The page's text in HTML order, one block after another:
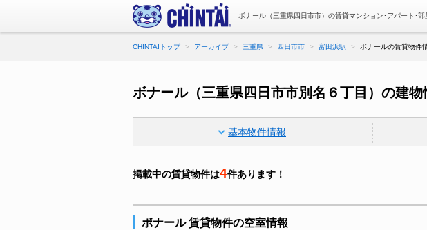
ボナール（三重県四日市市）の賃貸マンション･アパート･部
CHINTAIトップ アーカイブ 三重県 四日市市 富田浜駅 ボナールの賃貸物件
ボナール（三重県四日市市別名６丁目）の建物
基本物件情報
掲載中の賃貸物件は4件あります！
ボナール 賃貸物件の空室情報